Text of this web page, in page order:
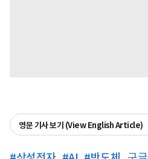
영문 기사 보기 (View English Article)